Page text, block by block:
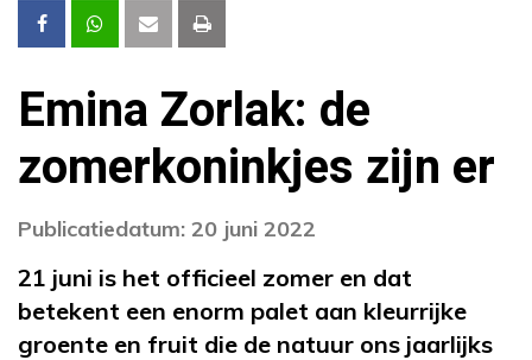
Emina Zorlak: de
zomerkoninkjes zijn er
Publicatiedatum: 20 juni 2022
21 juni is het officieel zomer en dat
betekent een enorm palet aan kleurrijke
groente en fruit die de natuur ons jaarlijks